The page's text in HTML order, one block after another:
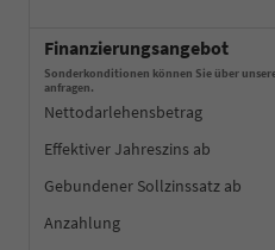
Finanzierungsangebot
Sonderkonditionen können Sie über
anfragen.
Nettodarlehensbetrag
Effektiver Jahreszins
Gebundener Sollzinssatz
Anzahlung